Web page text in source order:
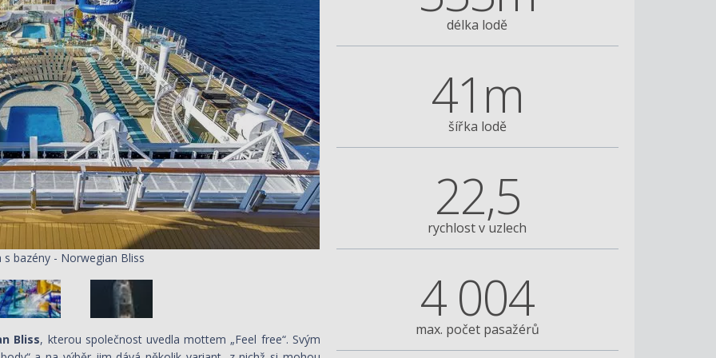
bazény - Norwegian Bliss
Bliss, kterou společnost uvedla mottem „Feel free“. Svým
délka lodě
41m
šířka lodě
22,5
rychlost v uzlech
4 004
max. počet pasažérů